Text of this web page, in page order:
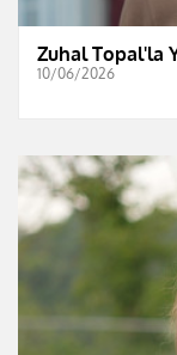
Zuhal Topal'la
10/06/2026